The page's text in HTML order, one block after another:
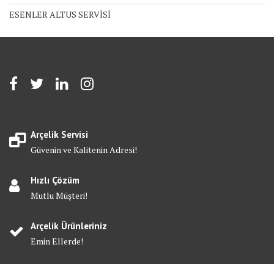
ESENLER ALTUS SERVİSİ
Arçelik Servisi
Güvenin ve Kalitenin Adresi!
Hızlı Çözüm
Mutlu Müşteri!
Arçelik Ürünleriniz
Emin Ellerde!